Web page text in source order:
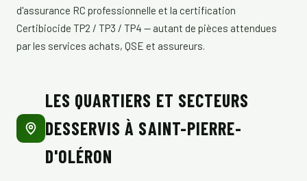
d'assurance RC professionnelle et la certification
Certibiocide TP2 / TP3 / TP4 — autant de pièces attendues
par les services achats, QSE et assureurs.
LES QUARTIERS ET SECTEURS
DESSERVIS À SAINT-PIERRE-
D'OLÉRON